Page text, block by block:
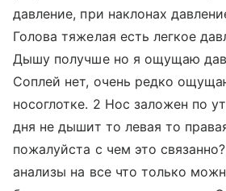
давление, при наклонах
Голова тяжелая есть легкое
Дышу получше но я ощущаю
Соплей нет, очень редко
носоглотке. 2 Нос заложен по
дня не дышит то левая то
пожалуйста с чем это
анализы на все что только